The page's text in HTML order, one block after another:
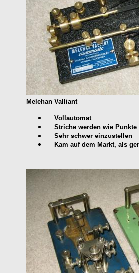
Melehan Valliant
Vollautomat
Striche werden wie Punkte
Sehr schwer einzustellen
Kam auf dem Markt, als